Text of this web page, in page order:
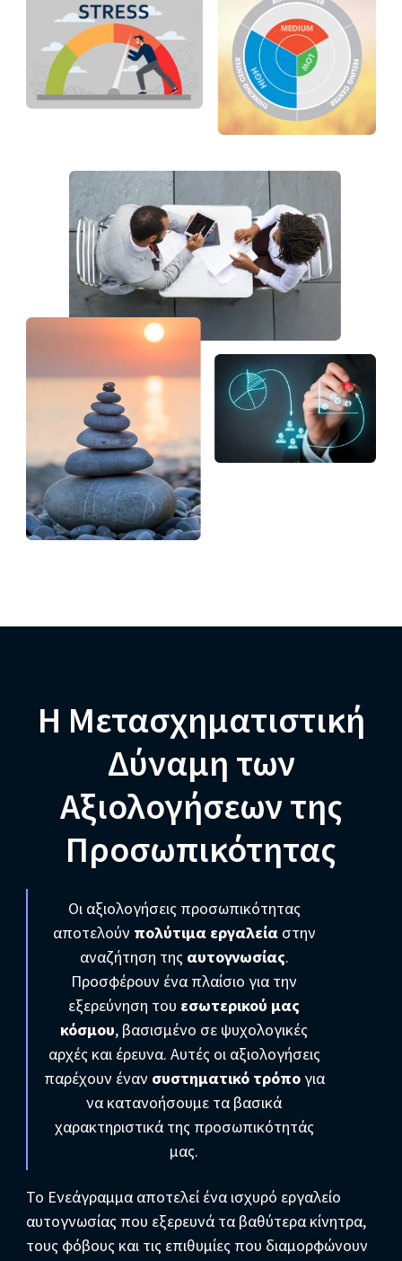
Η Μετασχηματιστική
Δύναμη των
Αξιολογήσεων της
Προσωπικότητας
Οι αξιολογήσεις προσωπικότητας
αποτελούν πολύτιμα εργαλείαστην
αναζήτηση της αυτογνωσίας.
Προσφέρουν ένα πλαίσιο για την
εξερεύνηση του εσωτερικού μας
κόσμου, βασισμένο σε ψυχολογικές
αρχές και έρευνα. Αυτές οι αξιολογήσεις
παρέχουν έναν συστηματικό τρόπογια
να κατανοήσουμε τα βασικά
χαρακτηριστικά της προσωπικότητάς
μας.
Το Ενεάγραμμα αποτελεί ένα ισχυρό εργαλείο
αυτογνωσίας που εξερευνά τα βαθύτερα κίνητρα,
τους φόβους και τις επιθυμίες που διαμορφώνουν